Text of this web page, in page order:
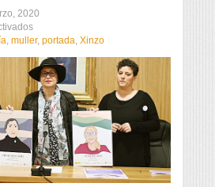
2020
en
Xinzo
Limia
tínguese
de
violeta
polo
Día
da
Muller
, muller, portada, Xinzo